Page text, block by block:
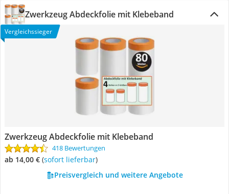
Zwerkzeug Abdeckfolie mit Klebeband
Vergleichssieger
Zwerkzeug Abdeckfolie mit Klebeband
418 Bewertungen
ab 14,00 € ( Sofort lieferbar)
Preisvergleich und weitere Angebote